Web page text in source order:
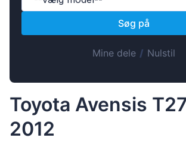
Lietuvių
Slovenian
Latvian
Søg på
Mine dele/ Nulstil
Toyota Avensis
2012